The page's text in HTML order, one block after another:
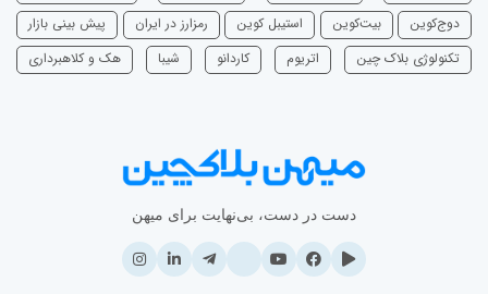
دوج‌کوین
بیت‌کوین استیبل کوین رمزارز در ایران
پیش بینی بازار
تکنولوژی بلاک چین
اتریوم ‌کاردانو شیبا هک و کلاهبرداری
دست در دست، بی‌نهایت برای میهن